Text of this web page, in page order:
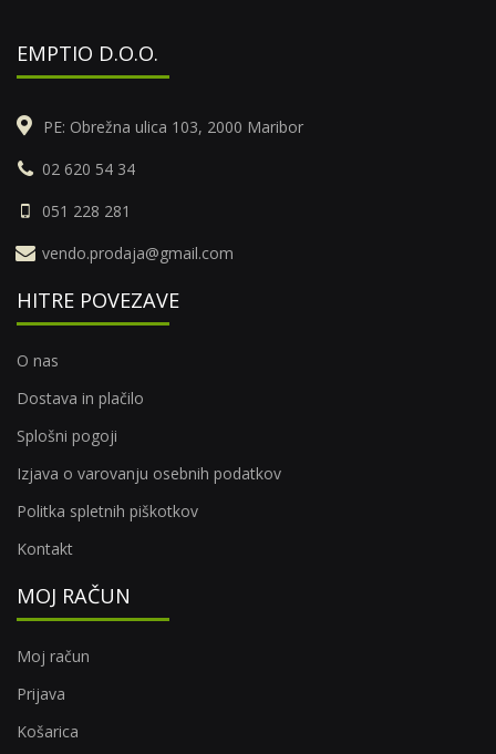
EMPTIO D.O.O.
PE: Obrežna ulica 103, 2000 Maribor
02 620 54 34
051 228 281
vendo.prodaja@gmail.com
HITRE POVEZAVE
O nas
Dostava in plačilo
Splošni pogoji
Izjava o varovanju osebnih podatkov
Politka spletnih piškotkov
Kontakt
MOJ RAČUN
Moj račun
Prijava
Košarica